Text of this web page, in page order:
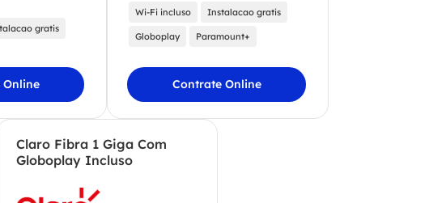
gratis
Wi-Fi incluso Instalacao gratis
Globoplay Paramount+
Contrate Online
Claro Fibra 1 Giga Com
Globoplay Incluso